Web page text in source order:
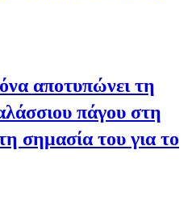
αποτυπώνει τη
πάγου στη
σημασία του για το